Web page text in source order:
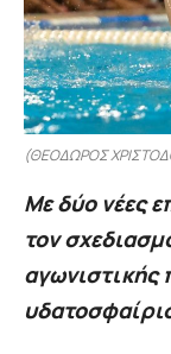
(ΘΕΟΔΩΡΟΣ
Με δύο νέες
τον
αγωνιστικής